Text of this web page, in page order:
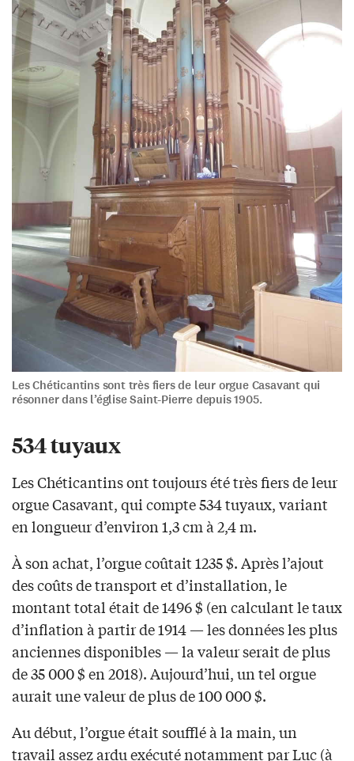
Les Chéticantins sont très fiers de leur orgue Casavant qui
résonner dans l’église Saint-Pierre depuis 1905.
534 tuyaux
Les Chéticantins ont toujours été très fiers de leur
orgue Casavant, qui compte 534 tuyaux, variant
en longueur d’environ 1,3 cm à 2,4 m.
À son achat, l’orgue coûtait 1235 $. Après l’ajout
des coûts de transport et d’installation, le
montant total était de 1496 $ (en calculant le taux
d’inflation à partir de 1914 — les données les plus
anciennes disponibles — la valeur serait de plus
de 35 000 $ en 2018). Aujourd’hui, un tel orgue
aurait une valeur de plus de 100 000 $.
Au début, l’orgue était soufflé à la main, un
travail assez ardu exécuté notamment par Luc (à